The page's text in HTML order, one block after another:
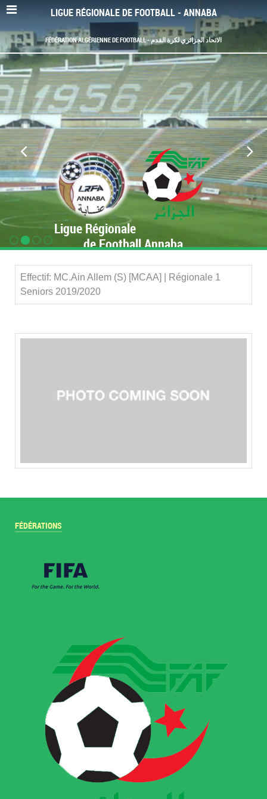
LIGUE RÉGIONALE DE FOOTBALL - ANNABA
FÉDÉRATION ALGÉRIENNE DE FOOTBALL - الاتحاد الجزائري لكرة القدم
Ligue Régionale
de Football Annaba
Effectif: MC.Ain Allem (S) [MCAA] | Régionale 1
Seniors 2019/2020
FÉDÉRATIONS